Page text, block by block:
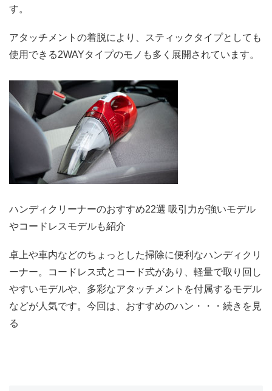
す。
アタッチメントの着脱により、スティックタイプとしても
使用できる2WAYタイプのモノも多く展開されています。
ハンディクリーナーのおすすめ22選 吸引力が強いモデル
やコードレスモデルも紹介
卓上や車内などのちょっとした掃除に便利なハンディクリ
ーナー。コードレス式とコード式があり、軽量で取り回し
やすいモデルや、多彩なアタッチメントを付属するモデル
などが人気です。今回は、おすすめのハン・・・続きを見
る